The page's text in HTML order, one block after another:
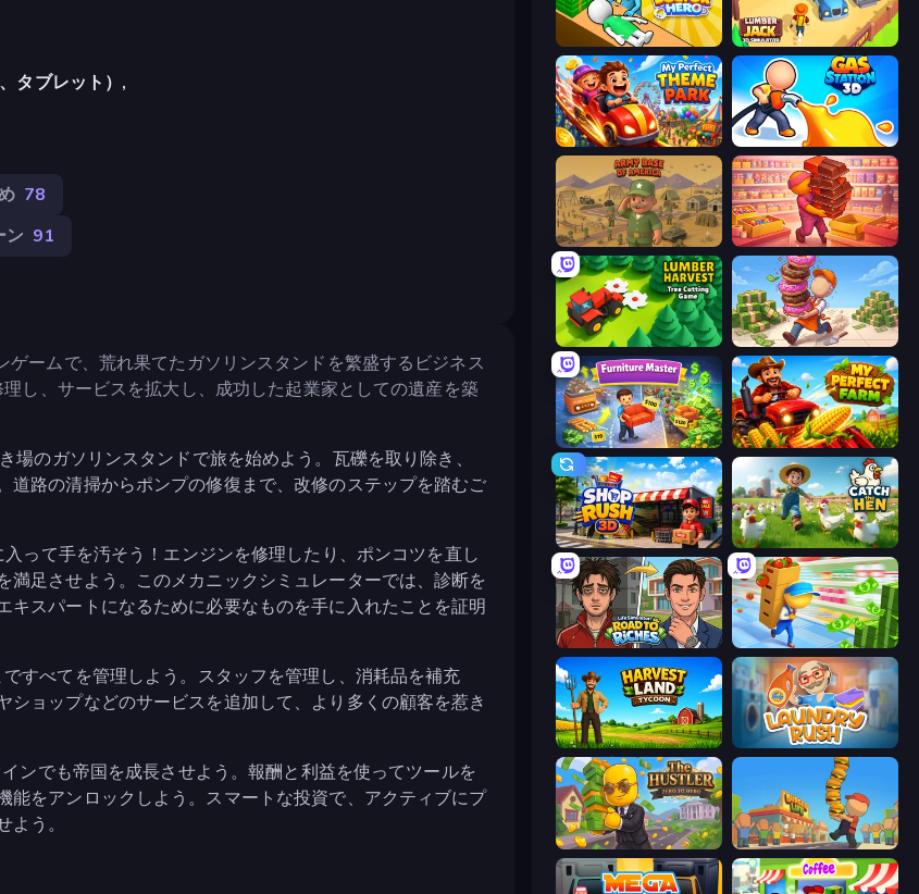
タブレット）,
78
ン 91
ームで、荒れ果てたガソリンスタンドを繁盛するビジネス
し、サービスを拡大し、成功した起業家としての遺産を築
場のガソリンスタンドで旅を始めよう。瓦礫を取り除き、
路の清掃からポンプの修復まで、改修のステップを踏むご
って手を汚そう！エンジンを修理したり、ポンコツを直し
足させよう。このメカニックシミュレーターでは、診断を
スパートになるために必要なものを手に入れたことを証明
すべてを管理しよう。スタッフを管理し、消耗品を補充
ョップなどのサービスを追加して、より多くの顧客を惹き
ンでも帝国を成長させよう。報酬と利益を使ってツールを
をアンロックしよう。スマートな投資で、アクティブにプ
う。
Doctor Hero Lumberjack 3D Simulator
My Perfect Theme Park Gas Station 3D
Army Base Of America Candy Packing Store
Lumber Harvest: Tree Cutting Game Donut Place
Furniture Master: Idle Tycoon My Perfect Farm
Shop Rush 3D Catch the Hen
Life Simulator: Road to Riches Supermarket Empire
Harvest Land Tycoon Laundry Rush
The Hustler Burger Life